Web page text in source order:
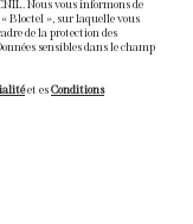
Nous vous informons de
Bloctel », sur laquelle vous
de la protection des
sensibles dans le champ
et esConditions